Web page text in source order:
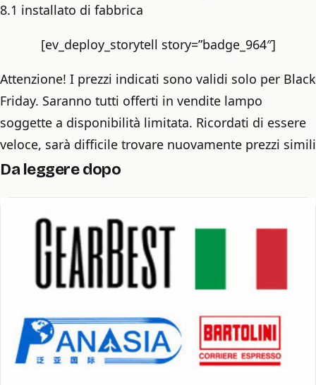
8.1 installato di fabbrica
[ev_deploy_storytell story=”badge_964″]
Attenzione! I prezzi indicati sono validi solo per Black
Friday. Saranno tutti offerti in vendite lampo
soggette a disponibilità limitata. Ricordati di essere
veloce, sarà difficile trovare nuovamente prezzi simili
Da leggere dopo